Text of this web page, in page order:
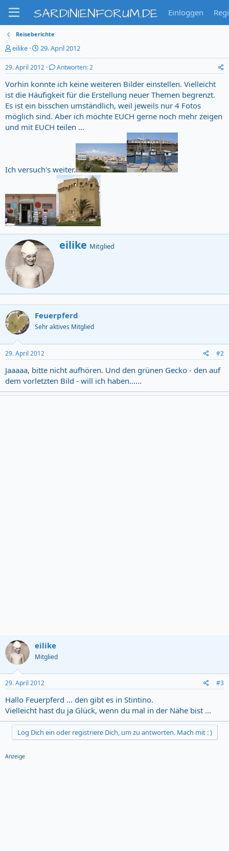
SARDINIENFORUM.DE Einloggen
Reiseberichte
T
h
e
m
e
n
s
t
a
r
eilike
S
t
a
r
t
d
a
t
u
m
29. April 2012
29. April 2012 Antworten: 2
Vorhin konnte ich keine weiteren Bilder einstellen. Vielleicht
ist die Häufigkeit für die Erstellung neuer Themen begrenzt.
Es ist ein bisschen umständlich, weil jeweils nur 4 Fotos
möglich sind. Aber ich möchte EUCH gerne noch mehr zeigen
und mit EUCH teilen ...
Ich versuch's weiter.
V
e
t
v
o
eilike Mitglied
Feuerpferd
Sehr aktives Mitglied
29. April 2012 #2
Jaaaaa, bitte nicht aufhören. Und den grünen Gecko - den auf
dem vorletzten Bild - will ich haben......
eilike
Mitglied
29. April 2012 #3
Hallo Feuerpferd ... den gibt es in Stintino.
Vielleicht hast du ja Glück, wenn du mal in der Nähe bist ...
Log Dich ein oder registriere Dich, um zu antworten. Mach mit : )
Anzeige